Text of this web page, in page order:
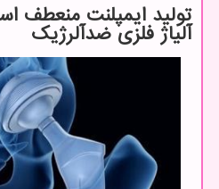
تولید ایمپلنت منعطف
آلیاژ فلزی ضدآلرژیک